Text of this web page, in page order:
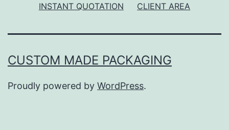
INSTANT QUOTATION CLIENT AREA
CUSTOM MADE PACKAGING
Proudly powered by WordPress.